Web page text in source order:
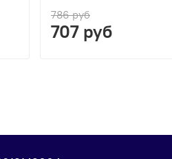
786 руб
707 руб